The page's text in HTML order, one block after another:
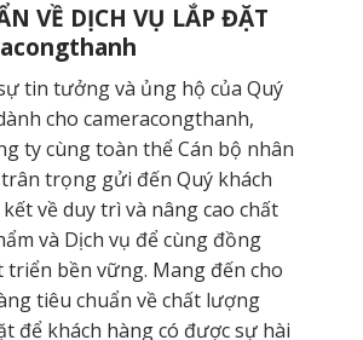
VỀ DỊCH VỤ LẮP ĐẶT
tin tưởng và ủng hộ của Quý
cho cameracongthanh,
ty cùng toàn thể Cán bộ nhân
trọng gửi đến Quý khách
về duy trì và nâng cao chất
và Dịch vụ để cùng đồng
triển bền vững. Mang đến cho
tiêu chuẩn về chất lượng
để khách hàng có được sự hài